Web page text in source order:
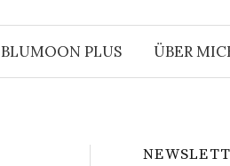
BLUMOON PLUS ÜBER